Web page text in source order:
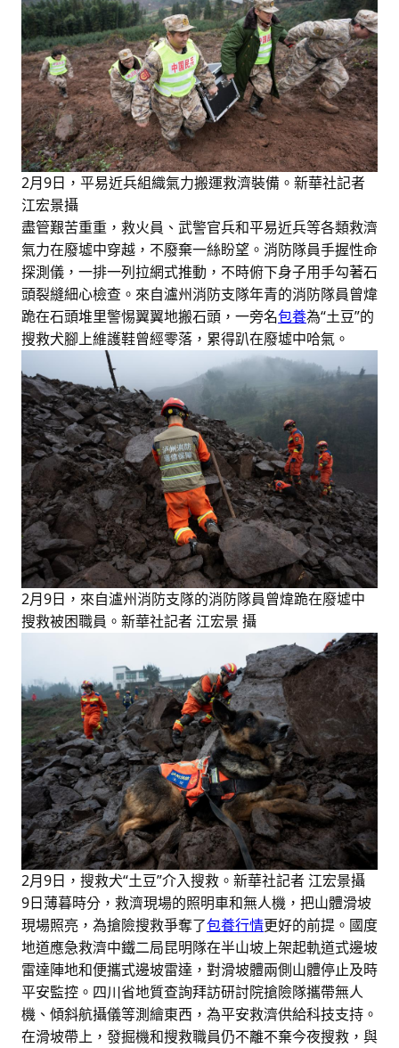
2月9日，平易近兵組織氣力搬運救濟裝備。新華社記者
江宏景攝
盡管艱苦重重，救火員、武警官兵和平易近兵等各類救濟
氣力在廢墟中穿越，不廢棄一絲盼望。消防隊員手握性命
探測儀，一排一列拉網式推動，不時俯下身子用手勾著石
頭裂縫細心檢查。來自瀘州消防支隊年青的消防隊員曾煒
跪在石頭堆里警惕翼翼地搬石頭，一旁名包養為“土豆”的
搜救犬腳上維護鞋曾經零落，累得趴在廢墟中哈氣。
2月9日，來自瀘州消防支隊的消防隊員曾煒跪在廢墟中
搜救被困職員。新華社記者 江宏景 攝
2月9日，搜救犬“土豆”介入搜救。新華社記者 江宏景攝
9日薄暮時分，救濟現場的照明車和無人機，把山體滑坡
現場照亮，為搶險搜救爭奪了包養行情更好的前提。國度
地道應急救濟中鐵二局昆明隊在半山坡上架起軌道式邊坡
雷達陣地和便攜式邊坡雷達，對滑坡體兩側山體停止及時
平安監控。四川省地質查詢拜訪研討院搶險隊攜帶無人
機、傾斜航攝儀等測繪東西，為平安救濟供給科技支持。
在滑坡帶上，發掘機和搜救職員仍不離不棄今夜搜救，與